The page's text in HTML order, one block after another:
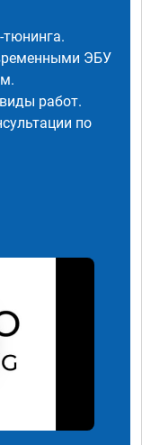
ЭБУ
работ.
по